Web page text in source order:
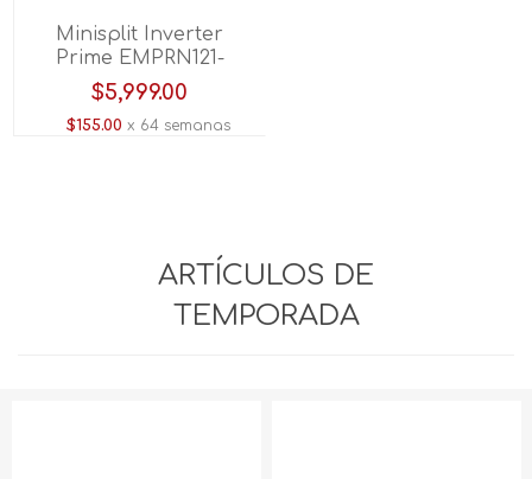
Minisplit Inverter
Prime EMPRN121-
B3/CMPRN121-B3 1
TON 110V C/CALEF
Blanco
$5,999.00
$155.00 x 64 semanas
ARTÍCULOS DE
TEMPORADA